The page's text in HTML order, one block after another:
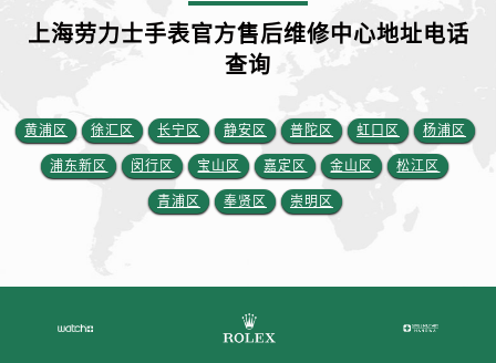
上海劳力士手表官方售后维修中心地址电话
查询
黄浦区 徐汇区 长宁区 静安区 普陀区 虹口区 杨浦区
浦东新区 闵行区 宝山区 嘉定区 金山区 松江区
青浦区 奉贤区 崇明区